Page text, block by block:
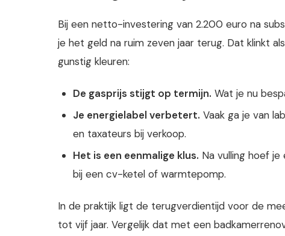
Bij een netto-investering van 2.200 euro na
je het geld na ruim zeven jaar terug. Dat klinkt
gunstig kleuren:
De gasprijs stijgt op termijn. Wat je nu
Je energielabel verbetert. Vaak ga je van
en taxateurs bij verkoop.
Het is een eenmalige klus. Na vulling hoef
bij een cv-ketel of warmtepomp.
In de praktijk ligt de terugverdientijd voor de
tot vijf jaar. Vergelijk dat met een